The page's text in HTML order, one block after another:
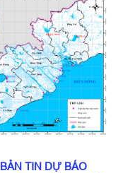
BẢN TIN DỰ BÁO